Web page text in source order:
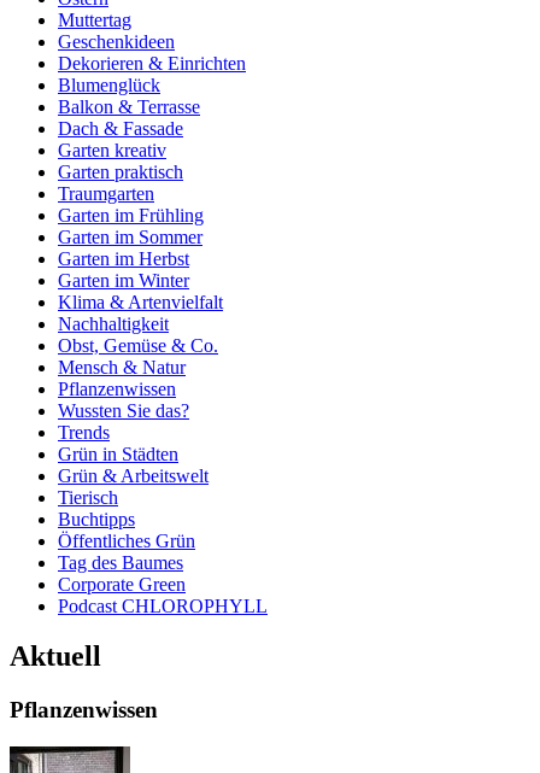
Muttertag
Geschenkideen
Dekorieren & Einrichten
Blumenglück
Balkon & Terrasse
Dach & Fassade
Garten kreativ
Garten praktisch
Traumgarten
Garten im Frühling
Garten im Sommer
Garten im Herbst
Garten im Winter
Klima & Artenvielfalt
Nachhaltigkeit
Obst, Gemüse & Co.
Mensch & Natur
Pflanzenwissen
Wussten Sie das?
Trends
Grün in Städten
Grün & Arbeitswelt
Tierisch
Buchtipps
Öffentliches Grün
Tag des Baumes
Corporate Green
Podcast CHLOROPHYLL
Aktuell
Pflanzenwissen